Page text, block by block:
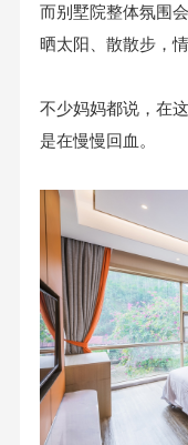
而别墅院整体氛围
晒太阳、散散步，
不少妈妈都说，在
是在慢慢回血。